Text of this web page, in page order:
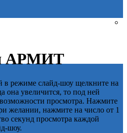
АРМИТ
в режиме слайд-шоу щелкните на
она увеличится, то под ней
просмотра. Нажмите
желании, нажмите на число от 1
секунд просмотра каждой
шоу.